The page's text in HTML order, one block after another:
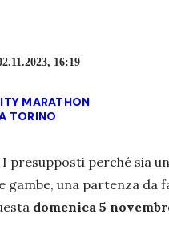
16:19
MARATHON
TORINO
I presupposti perché sia
gambe, una partenza da
domenica 5